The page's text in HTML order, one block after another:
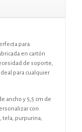
para
en cartón
de soporte,
para cualquier
ancho y 5,5 cm de
con
tela, purpurina,